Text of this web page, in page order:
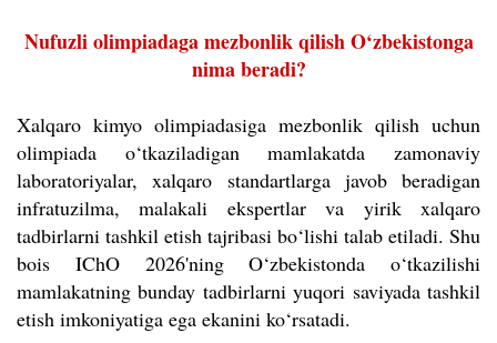
Nufuzli olimpiadaga mezbonlik qilish O‘zbekistonga
nima beradi?
Xalqaro kimyo olimpiadasiga mezbonlik qilish uchun
olimpiada o‘tkaziladigan mamlakatda zamonaviy
laboratoriyalar, xalqaro standartlarga javob beradigan
infratuzilma, malakali ekspertlar va yirik xalqaro
tadbirlarni tashkil etish tajribasi bo‘lishi talab etiladi. Shu
bois IChO 2026'ning O‘zbekistonda o‘tkazilishi
mamlakatning bunday tadbirlarni yuqori saviyada tashkil
etish imkoniyatiga ega ekanini ko‘rsatadi.